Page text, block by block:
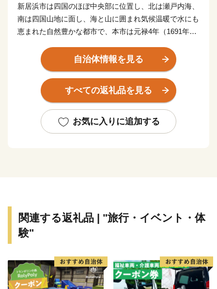
新居浜市は四国のほぼ中央部に位置し、北は瀬戸内海、
南は四国山地に面し、海と山に囲まれ気候温暖で水にも
恵まれた自然豊かな都市で、本市は元禄4年（1691年）
市内には日本経済の発展にも貢献した別子銅山の歴史を
伝える産業遺産も数多く残っており、それらを活かした
観光や伝統文化行事の保存と継承、そしてスポーツの振
【返礼品のお届け】
い。
・受領証及びワンストップ特例申請書は、決済完了また
はお振込み後市への収納確認ができ次第、2～3週間ほど
でお送りします。
自治体情報を見る
すべての返礼品を見る
お気に入りに追加する
関連する返礼品 | "旅行・イベント・体
験"